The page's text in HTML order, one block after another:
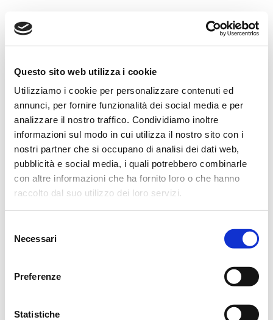
Questo sito web utilizza i cookie
Utilizziamo i cookie per personalizzare contenuti ed
annunci, per fornire funzionalità dei social media e per
analizzare il nostro traffico. Condividiamo inoltre
informazioni sul modo in cui utilizza il nostro sito con i
nostri partner che si occupano di analisi dei dati web,
pubblicità e social media, i quali potrebbero combinarle
con altre informazioni che ha fornito loro o che hanno
raccolto dal suo utilizzo dei loro servizi.
delNecessari
Preferenze
Statistiche
Kamea
Web Development · Copywriting · Produzioni Grafiche, Musicali e
Contatti· Privacy Policy